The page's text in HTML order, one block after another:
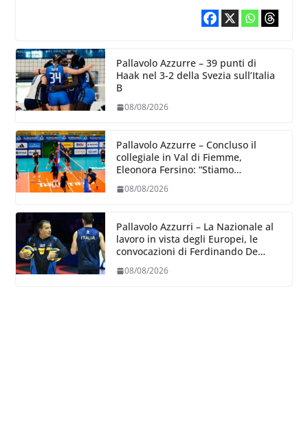
Pallavolo Azzurre – 39 punti di
Haak nel 3-2 della Svezia sull’Italia
B
08/08/2026
Pallavolo Azzurre – Concluso il
collegiale in Val di Fiemme,
Eleonora Fersino: “Stiamo
dove poter migliorare”.
08/08/2026
Pallavolo Azzurri – La Nazionale al
lavoro in vista degli Europei, le
convocazioni di Ferdinando De
08/08/2026